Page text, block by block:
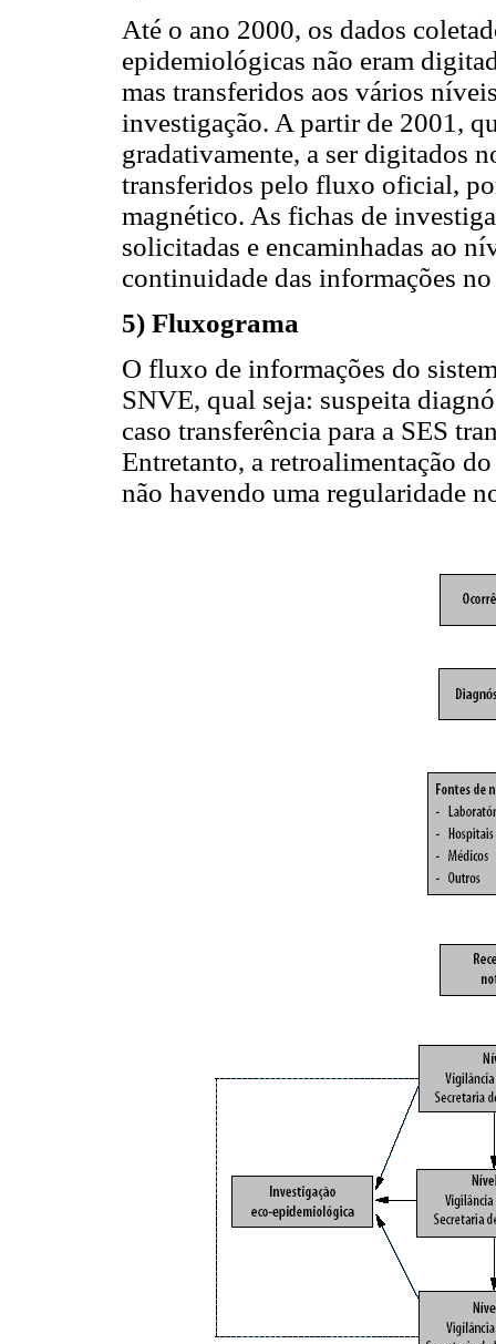
Até o ano 2000, os dados
epidemiológicas não eram
mas transferidos aos vários
investigação. A partir de 2001,
gradativamente, a ser digitados
transferidos pelo fluxo oficial,
magnético. As fichas de
solicitadas e encaminhadas ao
continuidade das informações
5) Fluxograma
O fluxo de informações do
SNVE, qual seja: suspeita
caso transferência para a SES
Entretanto, a retroalimentação
não havendo uma regularidade